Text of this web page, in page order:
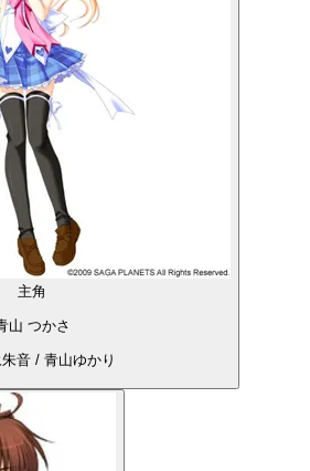
主角
山 つかさ
音 / 青山ゆかり